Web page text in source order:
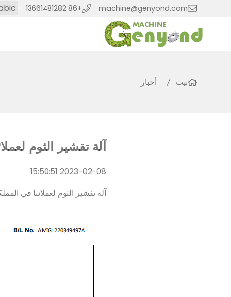
machine@genyond.com
+86 13661481282
بيت أخبار
آلة تقشير الثوم
2023-02-08 15:50:51
آلة تقشير الثوم لعملائنا في